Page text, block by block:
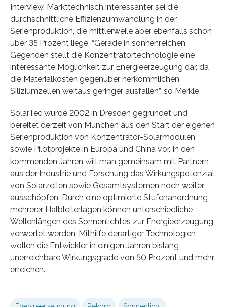
Interview. Markttechnisch interessanter sei die
durchschnittliche Effizienzumwandlung in der
Serienproduktion, die mittlerweile aber ebenfalls schon
über 35 Prozent liege. “Gerade in sonnenreichen
Gegenden stellt die Konzentratortechnologie eine
interessante Möglichkeit zur Energieerzeugung dar, da
die Materialkosten gegenüber herkömmlichen
Siliziumzellen weitaus geringer ausfallen”, so Merkle.
SolarTec wurde 2002 in Dresden gegründet und
bereitet derzeit von München aus den Start der eigenen
Serienproduktion von Konzentrator-Solarmodulen
sowie Pilotprojekte in Europa und China vor. In den
kommenden Jahren will man gemeinsam mit Partnern
aus der Industrie und Forschung das Wirkungspotenzial
von Solarzellen sowie Gesamtsystemen noch weiter
ausschöpfen. Durch eine optimierte Stufenanordnung
mehrerer Halbleiterlagen können unterschiedliche
Wellenlängen des Sonnenlichtes zur Energieerzeugung
verwertet werden. Mithilfe derartiger Technologien
wollen die Entwickler in einigen Jahren bislang
unerreichbare Wirkungsgrade von 50 Prozent und mehr
erreichen.